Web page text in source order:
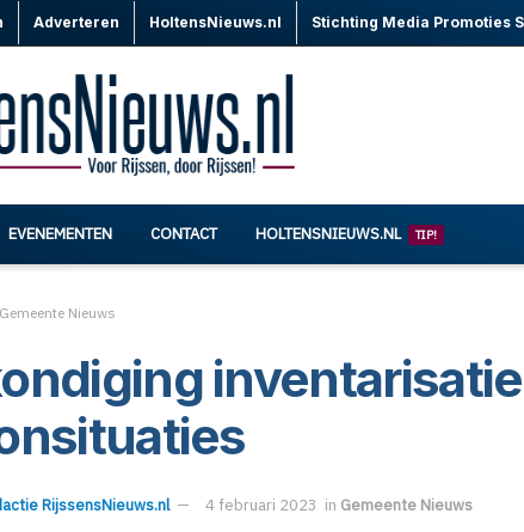
Adverteren HoltensNieuws.nl Stichting Media Promoties
EVENEMENTEN CONTACT HOLTENSNIEUWS.NL TIP!
Gemeente Nieuws
inventarisatie
RijssensNieuws.nl 4 februari 2023 in Gemeente Nieuws